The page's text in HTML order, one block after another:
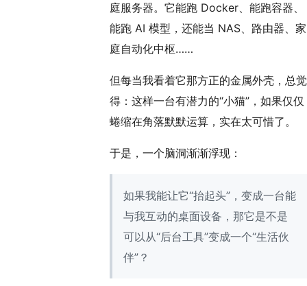
庭服务器。它能跑 Docker、能跑容器、
能跑 AI 模型，还能当 NAS、路由器、家
庭自动化中枢……
但每当我看着它那方正的金属外壳，总觉
得：这样一台有潜力的“小猫”，如果仅仅
蜷缩在角落默默运算，实在太可惜了。
于是，一个脑洞渐渐浮现：
如果我能让它“抬起头”，变成一台能
与我互动的桌面设备，那它是不是
可以从“后台工具”变成一个“生活伙
伴”？